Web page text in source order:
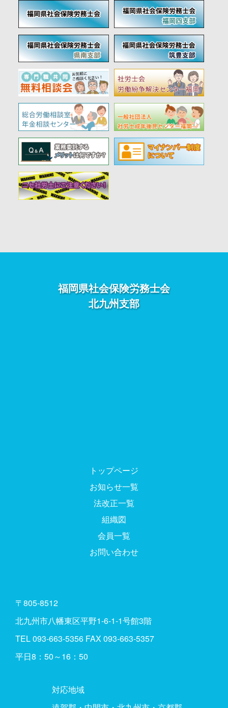
福岡県社会保険労務士会
北九州支部
トップページ
お知らせ一覧
法改正一覧
組織図
会員一覧
お問い合わせ
〒805-8512
北九州市八幡東区平野1-6-1-1号館3階
TEL093-663-5356 FAX 093-663-5357
平日8：50～16：50
対応地域